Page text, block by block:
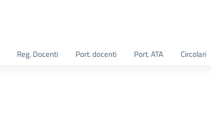
Reg. Docenti Port. docenti Port. ATA Circolari